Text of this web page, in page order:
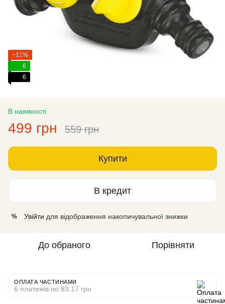
−11%
6
6
В наявності
499 грн 559 грн
Купити
В кредит
% Увійти для відображення накопичувальної знижки
До обраного Порівняти
ОПЛАТА ЧАСТИНАМИ
6 платежів по 83.17 грн